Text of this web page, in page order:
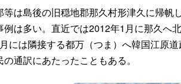
は島後の旧穏地郡那久村形津久に帰帆
例は多い。直近では2012年1月に那久へ
には隣接する都万（つま）へ韓国江原
通訳にあたったこともある。